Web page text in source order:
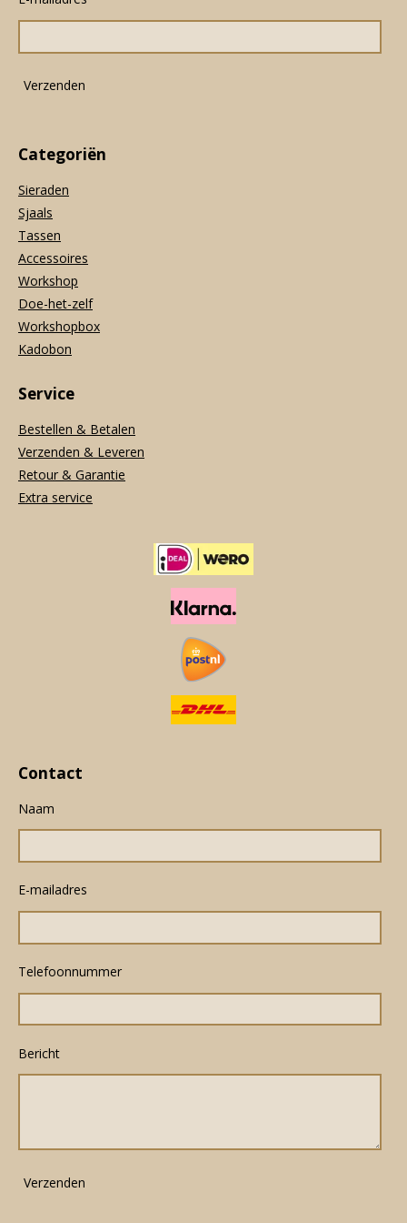
o
k
g
a
m
A
p
Verzenden
Categoriën
Sieraden
Sjaals
Tassen
Accessoires
Workshop
Doe-het-zelf
Workshopbox
Kadobon
Service
Bestellen & Betalen
Verzenden & Leveren
Retour & Garantie
Extra service
Contact
Naam
E-mailadres
Telefoonnummer
Bericht
Verzenden